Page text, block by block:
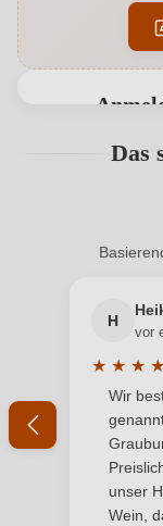
Ausbau
Bio-Kontrollstelle
Geographische
Hersteller
Ihre E-Mail-
Ihr Passwort
Das
H
vor
★ ★ ★ ★
Wir
unser
Wein,